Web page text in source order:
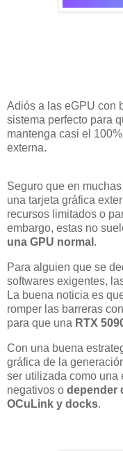
Adiós a las eGPU con
sistema perfecto para
mantenga casi el
externa.
Seguro que en
una tarjeta gráfica
recursos limitados o
embargo, estas no
una GPU normal .
Para alguien que se
softwares exigentes,
La buena noticia es
romper las barreras
para que una RTX
Con una buena
gráfica de la
ser utilizada como una
negativos o depender
OCuLink y docks.